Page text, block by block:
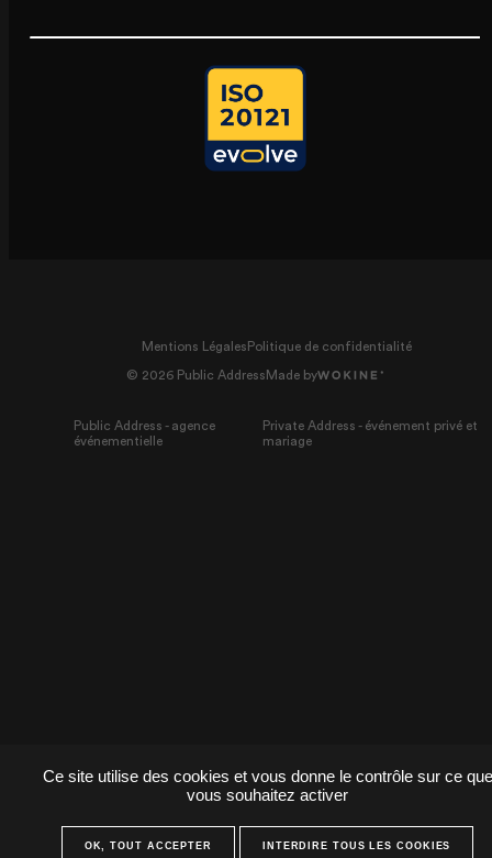
Mentions Légales Politique de confidentialité
© 2026 Public Address Made by
Public Address - agence
événementielle
Private Address - événement privé et
mariage
Ce site utilise des cookies et vous donne le contrôle sur ce que
vous souhaitez activer
OK, TOUT ACCEPTER INTERDIRE TOUS LES COOKIES